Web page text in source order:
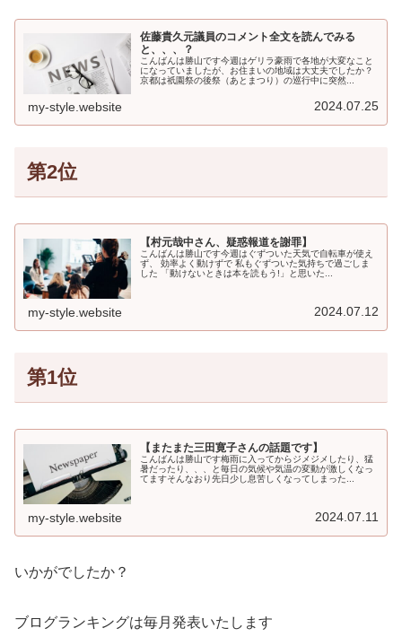
佐藤貴久元議員のコメント全文を読んでみる
と、、、？
こんばんは勝山です今週はゲリラ豪雨で各地が大変なこと
になっていましたが、お住まいの地域は大丈夫でしたか？
京都は祇園祭の後祭（あとまつり）の巡行中に突然...
my-style.website 2024.07.25
第2位
【村元哉中さん、疑惑報道を謝罪】
こんばんは勝山です今週はぐずついた天気で自転車が使え
ず、 効率よく動けずで 私もぐずついた気持ちで過ごしま
した 「動けないときは本を読もう!」と思いた...
my-style.website 2024.07.12
第1位
【またまた三田寛子さんの話題です】
こんばんは勝山です梅雨に入ってからジメジメしたり、猛
暑だったり、、、と毎日の気候や気温の変動が激しくなっ
てますそんなおり先日少し息苦しくなってしまった...
my-style.website 2024.07.11
いかがでしたか？
ブログランキングは毎月発表いたします